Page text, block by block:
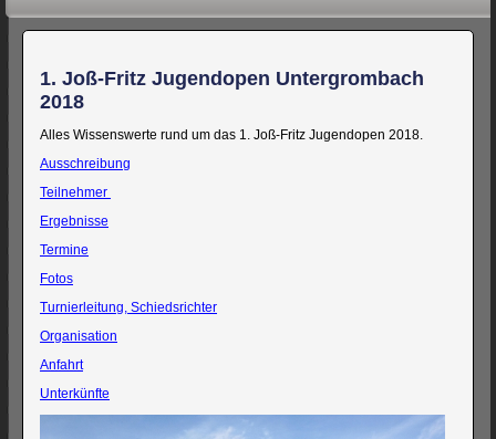
1. Joß-Fritz Jugendopen Untergrombach
2018
Alles Wissenswerte rund um das 1. Joß-Fritz Jugendopen 2018.
Ausschreibung
Teilnehmer
Ergebnisse
Termine
Fotos
Turnierleitung, Schiedsrichter
Organisation
Anfahrt
Unterkünfte